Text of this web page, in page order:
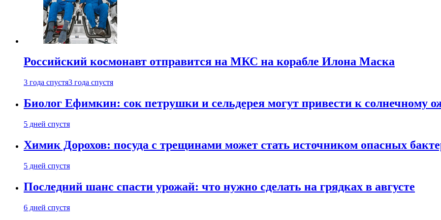
Российский космонавт отправится на МКС на корабле Илона Маска
3 года спустя3 года спустя
Биолог Ефимкин: сок петрушки и сельдерея могут привести к солнечному
5 дней спустя
Химик Дорохов: посуда с трещинами может стать источником опасных
5 дней спустя
Последний шанс спасти урожай: что нужно сделать на грядках в августе
6 дней спустя